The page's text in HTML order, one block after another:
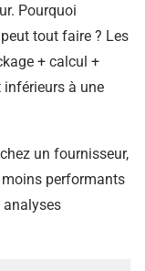
Pourquoi
tout faire ? Les
+ calcul +
inférieurs à une
un fournisseur,
moins performants
analyses